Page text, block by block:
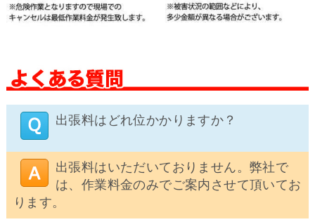
出張料はどれ位かかりますか？
出張料はいただいておりません。弊社で
は、作業料金のみでご案内させて頂いてお
ります。